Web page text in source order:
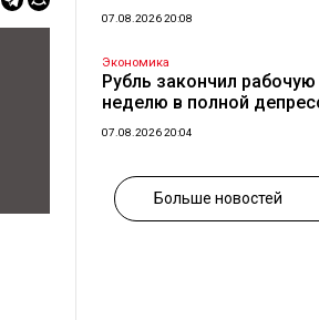
07.08.2026 20:08
Экономика
Рубль закончил рабочую
неделю в полной
07.08.2026 20:04
Больше новостей